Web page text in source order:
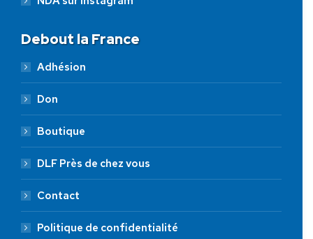
Debout la France
Adhésion
Don
Boutique
DLF Près de chez vous
Contact
Politique de confidentialité